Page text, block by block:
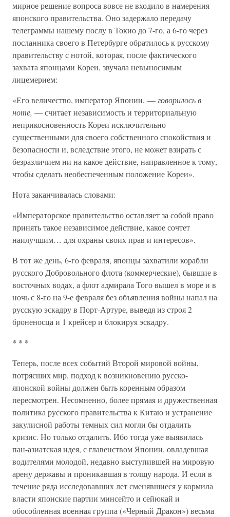
мирное решение вопроса вовсе не входило в намерения
японского правительства. Оно задержало передачу
телеграммы нашему послу в Токио до 7-го, а 6-го через
посланника своего в Петербурге обратилось к русскому
правительству с нотой, которая, после фактического
захвата японцами Кореи, звучала невыносимым
лицемерием:
«Его величество, император Японии, —говорилось в
ноте, — считает независимость и территориальную
неприкосновенность Кореи исключительно
существенными для своего собственного спокойствия и
безопасности и, вследствие этого, не может взирать с
безразличием ни на какое действие, направленное к тому,
чтобы сделать необеспеченным положение Кореи».
Нота заканчивалась словами:
«Императорское правительство оставляет за собой право
принять такое независимое действие, какое сочтет
наилучшим… для охраны своих прав и интересов».
В тот же день, 6-го февраля, японцы захватили корабли
русского Добровольного флота (коммерческие), бывшие в
восточных водах, а флот адмирала Того вышел в море и в
ночь с 8-го на 9-е февраля без объявления войны напал на
русскую эскадру в Порт-Артуре, выведя из строя 2
броненосца и 1 крейсер и блокируя эскадру.
* * *
Теперь, после всех событий Второй мировой войны,
потрясших мир, подход к возникновению русско-
японской войны должен быть коренным образом
пересмотрен. Несомненно, более прямая и дружественная
политика русского правительства к Китаю и устранение
закулисной работы темных сил могли бы отдалить
кризис. Но только отдалить. Ибо тогда уже выявилась
пан-азиатская идея, с главенством Японии, овладевшая
водителями молодой, недавно выступившей на мировую
арену державы и проникавшая в толщу народа. И если в
течение ряда исследовавших лет сменявшиеся у кормила
власти японские партии минсейто и сейюкай и
обособленная военная группа («Черный Дракон») весьма